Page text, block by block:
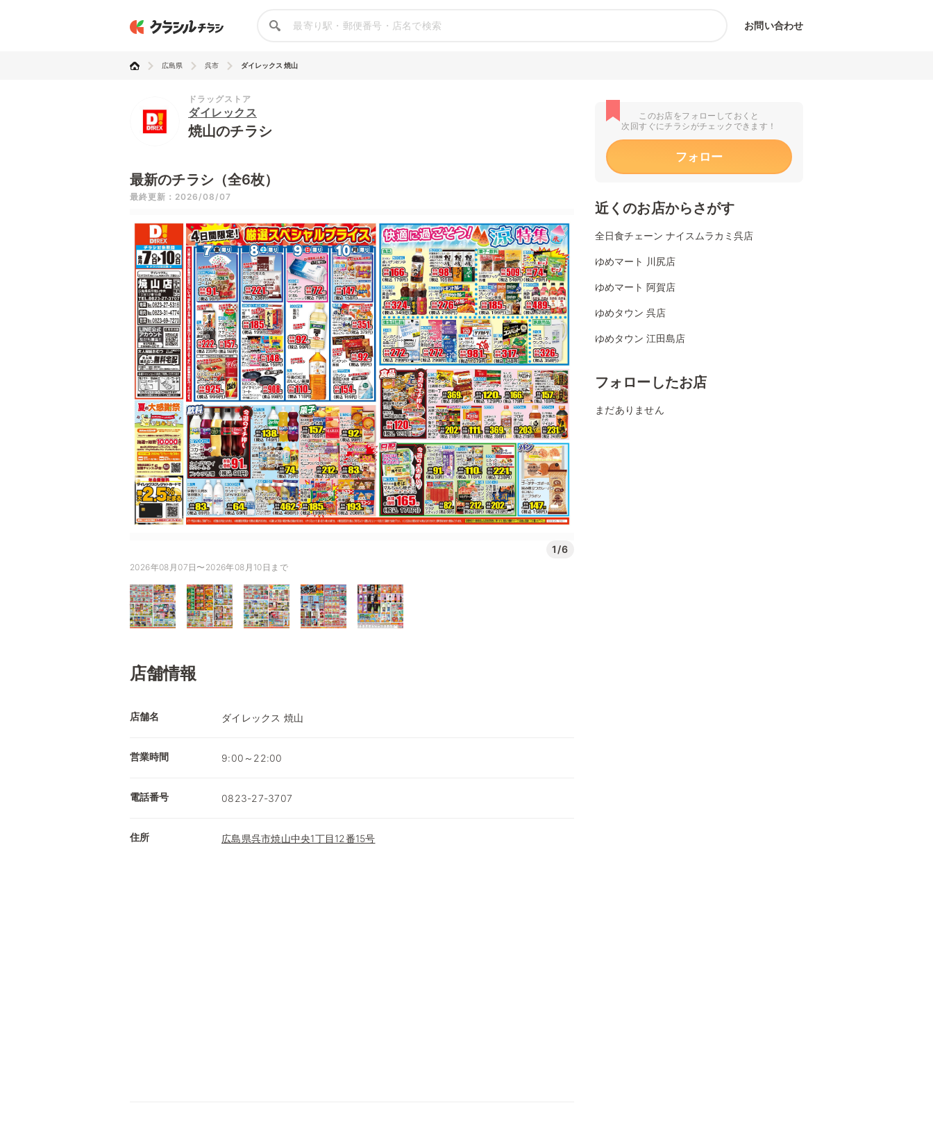
お問い合わせ
広島県 呉市 ダイレックス 焼山
ドラッグストア
ダイレックス
焼山のチラシ
最新のチラシ（全6枚）
最終更新：2026/08/07
1/6
2026年08月07日〜2026年08月10日まで
店舗情報
店舗名 ダイレックス 焼山
営業時間 9:00～22:00
電話番号 0823-27-3707
住所 広島県呉市焼山中央1丁目12番15号
このお店をフォローしておくと
次回すぐにチラシがチェックできます！
フォロー
近くのお店からさがす
全日食チェーン ナイスムラカミ呉店
ゆめマート 川尻店
ゆめマート 阿賀店
ゆめタウン 呉店
ゆめタウン 江田島店
フォローしたお店
まだありません